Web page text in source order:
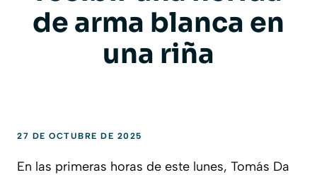
de arma blanca en
una riña
27 DE OCTUBRE DE 2025
En las primeras horas de este lunes, Tomás Da